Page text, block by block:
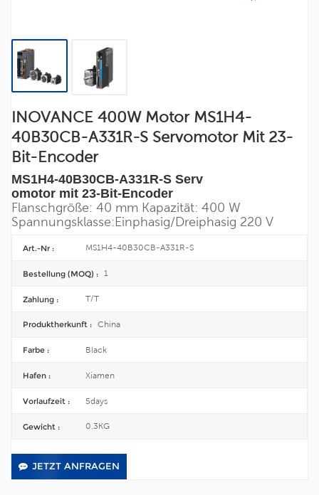
INOVANCE 400W Motor MS1H4-
40B30CB-A331R-S Servomotor Mit 23-
Bit-Encoder
MS1H4-40B30CB-A331R-S Serv
omotor mit 23-Bit-Encoder
Flanschgröße: 40 mm Kapazität: 400 W
Spannungsklasse:Einphasig/Dreiphasig 220 V
Art.-Nr : MS1H4-40B30CB-A331R-S
Bestellung (MOQ) : 1
Zahlung : T/T
Produktherkunft : China
Farbe : Black
Hafen : Xiamen
Vorlaufzeit : 5days
Gewicht : 0.3KG
JETZT ANFRAGEN